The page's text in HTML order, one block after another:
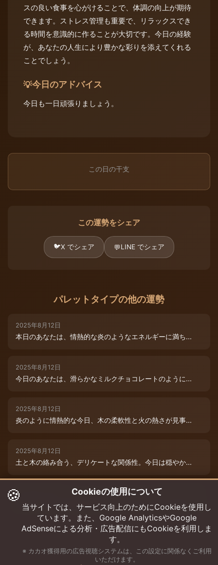
スの良い食事を心がけることで、体調の向上が期待
できます。ストレス管理も重要で、リラックスでき
る時間を意識的に作ることが大切です。今日の経験
が、あなたの人生により豊かな彩りを添えてくれる
ことでしょう。
💡今日のアドバイス
今日も一日頑張りましょう。
この日の干支
この運勢をシェア
🐦X でシェア 💬LINE でシェア
パレットタイプの他の運勢
2025年8月12日
本日のあなたは、情熱的な炎のようなエネルギーに満ち...
2025年8月12日
今日のあなたは、滑らかなミルクチョコレートのように...
2025年8月12日
炎のように情熱的な今日、木の柔軟性と火の熱さが見事...
2025年8月12日
土と木の絡み合う、デリケートな関係性。今日は穏やか...
2025年8月12日
本日は、木と水の絶妙な相生エネルギーが、あなたの可...
🍪 Cookieの使用について
当サイトでは、サービス向上のためにCookieを使用し
ています。また、Google AnalyticsやGoogle
AdSenseによる分析・広告配信にもCookieを利用しま
す。
※ カカオ獲得用の広告視聴システムは、この設定に関係なくご利用
いただけます。